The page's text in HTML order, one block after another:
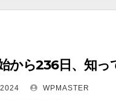
から236日、知っ
WPMASTER